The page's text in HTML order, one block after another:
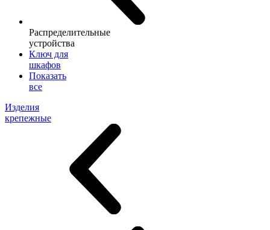
Распределительные
устройства
Ключ для
шкафов
Показать
все
Изделия
крепежные